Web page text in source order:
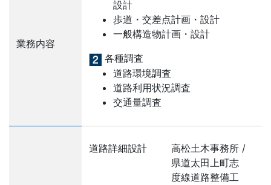
業務内容
設計
歩道・交差点計画・設計
一般構造物計画・設計
各種調査
道路環境調査
道路利用状況調査
交通量調査
道路詳細設計
高松土木事務所 /
県道太田上町志
度線道路整備工